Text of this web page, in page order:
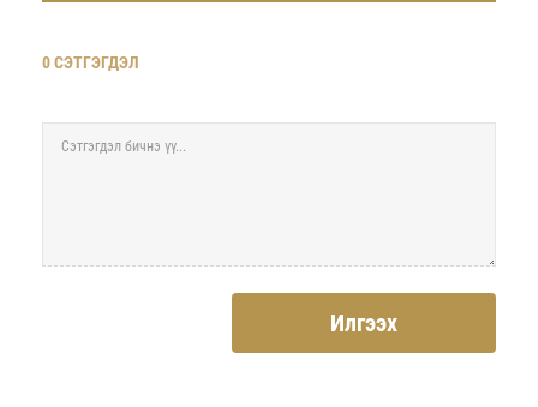
0 СЭТГЭГДЭЛ
Илгээх